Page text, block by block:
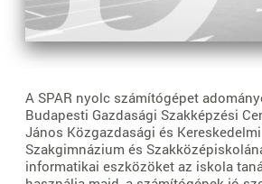
A SPAR nyolc számítógépet
Budapesti Gazdasági Szakképzési
János Közgazdasági és Kereskedelmi
Szakgimnázium és
informatikai eszközöket az iskola